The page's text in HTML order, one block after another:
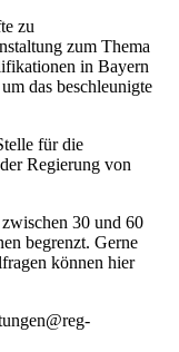
zu
zum Thema
in Bayern
das beschleunigte
für die
Regierung von
30 und 60
begrenzt. Gerne
können hier